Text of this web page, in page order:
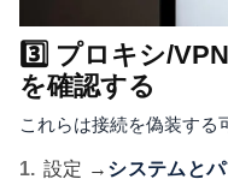
3️⃣ プロキシ/
を確認する
これらは接続を偽装する
設定 → システムと